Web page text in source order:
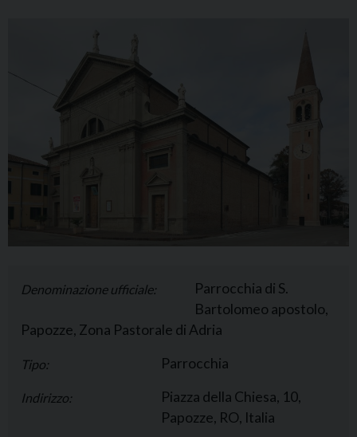
Denominazione ufficiale:
Parrocchia di S.
Bartolomeo apostolo,
Papozze, Zona Pastorale di Adria
Tipo: Parrocchia
Indirizzo:
Piazza della Chiesa, 10,
Papozze, RO, Italia